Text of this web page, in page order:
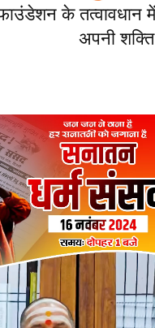
के तत्वावधान
अपनी